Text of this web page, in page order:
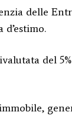
delle
del